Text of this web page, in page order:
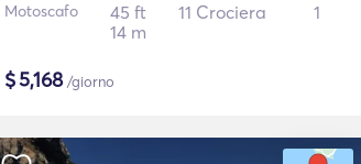
Motoscafo
45 ft
14 m
11 Crociera 1
$5,168/giorno